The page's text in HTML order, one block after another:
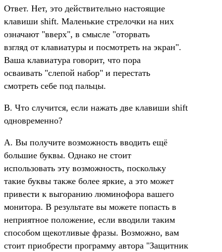
Ответ. Нет, это действительно настоящие
клавиши shift. Маленькие стрелочки на них
означают "вверх", в смысле "оторвать
взгляд от клавиатуры и посмотреть на экран".
Ваша клавиатура говорит, что пора
осваивать "слепой набор" и перестать
смотреть себе под пальцы.
В. Что случится, если нажать две клавиши shift
одновременно?
A. Вы получите возможность вводить ещё
большие буквы. Однако не стоит
использовать эту возможность, поскольку
такие буквы также более яркие, а это может
привести к выгоранию люминофора вашего
монитора. В результате вы можете попасть в
неприятное положение, если вводили таким
способом щекотливые фразы. Возможно, вам
стоит приобрести программу автора "Защитник